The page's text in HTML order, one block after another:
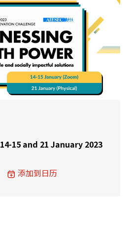
14-15 and 21 January 2023
添加到日历